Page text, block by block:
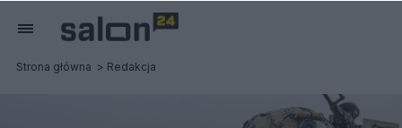
Strona główna Redakcja